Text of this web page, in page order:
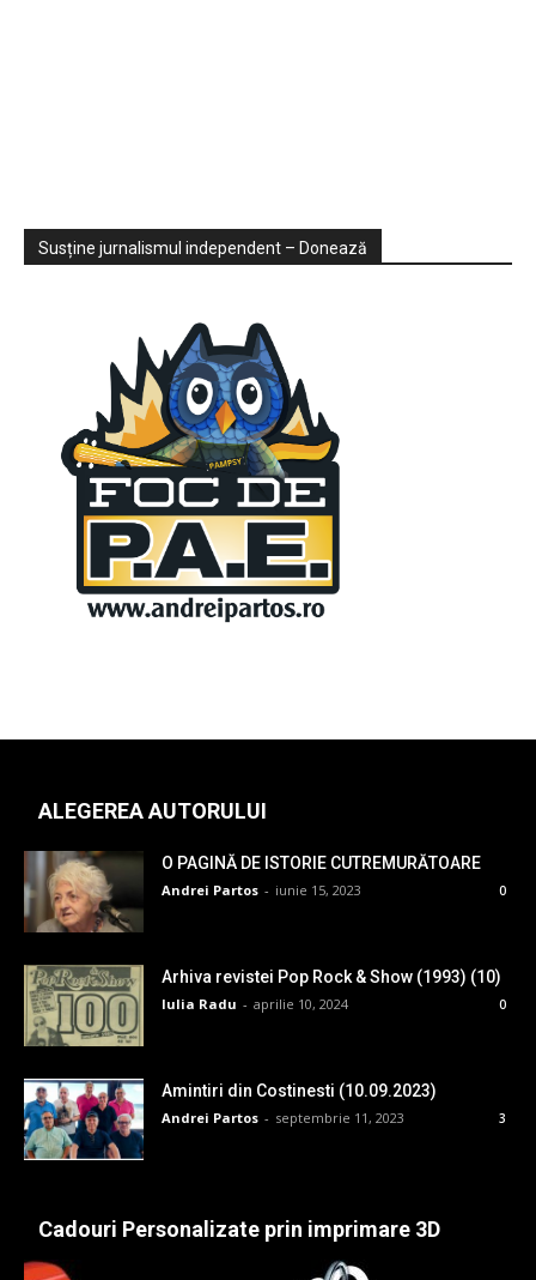
Sondaje
Video
Susține jurnalismul independent – Donează
ALEGEREA AUTORULUI
O PAGINĂ DE ISTORIE CUTREMURĂTOARE
Andrei Partos - iunie 15, 2023 0
Arhiva revistei Pop Rock & Show (1993) (10)
Iulia Radu - aprilie 10, 2024 0
Amintiri din Costinesti (10.09.2023)
Andrei Partos - septembrie 11, 2023 3
Cadouri Personalizate prin imprimare 3D